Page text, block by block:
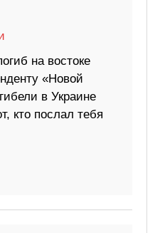
на востоке
«Новой
в Украине
кто послал тебя